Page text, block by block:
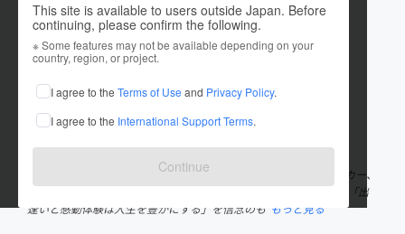
This site is available to users outside Japan. Before
continuing, please confirm the following.
※ Some features may not be available depending on your
country, region, or project.
I agree to the Terms of Use and Privacy Policy.
I agree to the International Support Terms.
Continue
imacoco30
これまでに9回支援して1件のプロジェクトを投稿しています
在住国：日本 現在地：北海道
出身国：日本 出身地：北海道
1988年札幌生まれ。サッカーに青春をかける。その後バックパッカー、
人力俥夫、高校教師を経て2018年1月に奥尻島に移住。同年4月に「出
逢いと感動体験は人生を豊かにする」を信念のも もっと見る